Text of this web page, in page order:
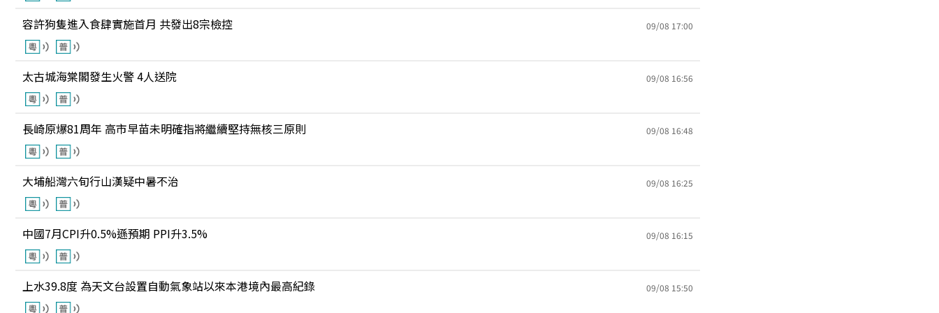
容許狗隻進入食肆實施首月 共發出8宗檢控 09/08 17:00
太古城海棠閣發生火警 4人送院 09/08 16:56
長崎原爆81周年 高市早苗未明確指將繼續堅持無核三原則 09/08 16:48
大埔船灣六旬行山漢疑中暑不治 09/08 16:25
中國7月CPI升0.5%遜預期 PPI升3.5% 09/08 16:15
上水39.8度 為天文台設置自動氣象站以來本港境內最高紀錄 09/08 15:50